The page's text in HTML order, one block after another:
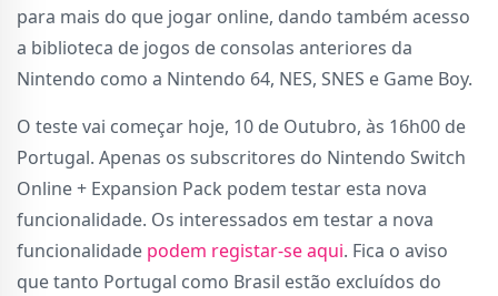
para mais do que jogar online, dando também acesso
a biblioteca de jogos de consolas anteriores da
Nintendo como a Nintendo 64, NES, SNES e Game Boy.
O teste vai começar hoje, 10 de Outubro, às 16h00 de
Portugal. Apenas os subscritores do Nintendo Switch
Online + Expansion Pack podem testar esta nova
funcionalidade. Os interessados em testar a nova
funcionalidade podem registar-se aqui. Fica o aviso
que tanto Portugal como Brasil estão excluídos do